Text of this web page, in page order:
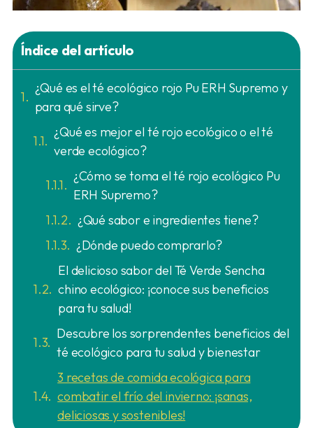
Índice del artículo
¿Qué es el té ecológico rojo Pu ERH Supremo y
para qué sirve?
¿Qué es mejor el té rojo ecológico o el té
verde ecológico?
¿Cómo se toma el té rojo ecológico Pu
ERH Supremo?
¿Qué sabor e ingredientes tiene?
¿Dónde puedo comprarlo?
El delicioso sabor del Té Verde Sencha
chino ecológico: ¡conoce sus beneficios
para tu salud!
Descubre los sorprendentes beneficios del
té ecológico para tu salud y bienestar
3 recetas de comida ecológica para
combatir el frío del invierno: ¡sanas,
deliciosas y sostenibles!